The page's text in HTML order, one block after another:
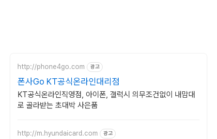
http://phone4go.com 광고
폰사Go KT공식온라인대리점
KT공식온라인직영점, 아이폰, 갤럭시 의무조건없이 내맘대
로 골라받는 초대박 사은품
http://m.hyundaicard.com 광고